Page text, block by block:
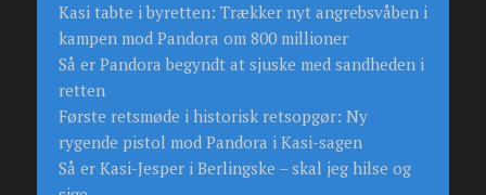
Kasi tabte i byretten: Trækker nyt angrebsvåben i
kampen mod Pandora om 800 millioner
Så er Pandora begyndt at sjuske med sandheden i
retten
Første retsmøde i historisk retsopgør: Ny
rygende pistol mod Pandora i Kasi-sagen
Så er Kasi-Jesper i Berlingske – skal jeg hilse og